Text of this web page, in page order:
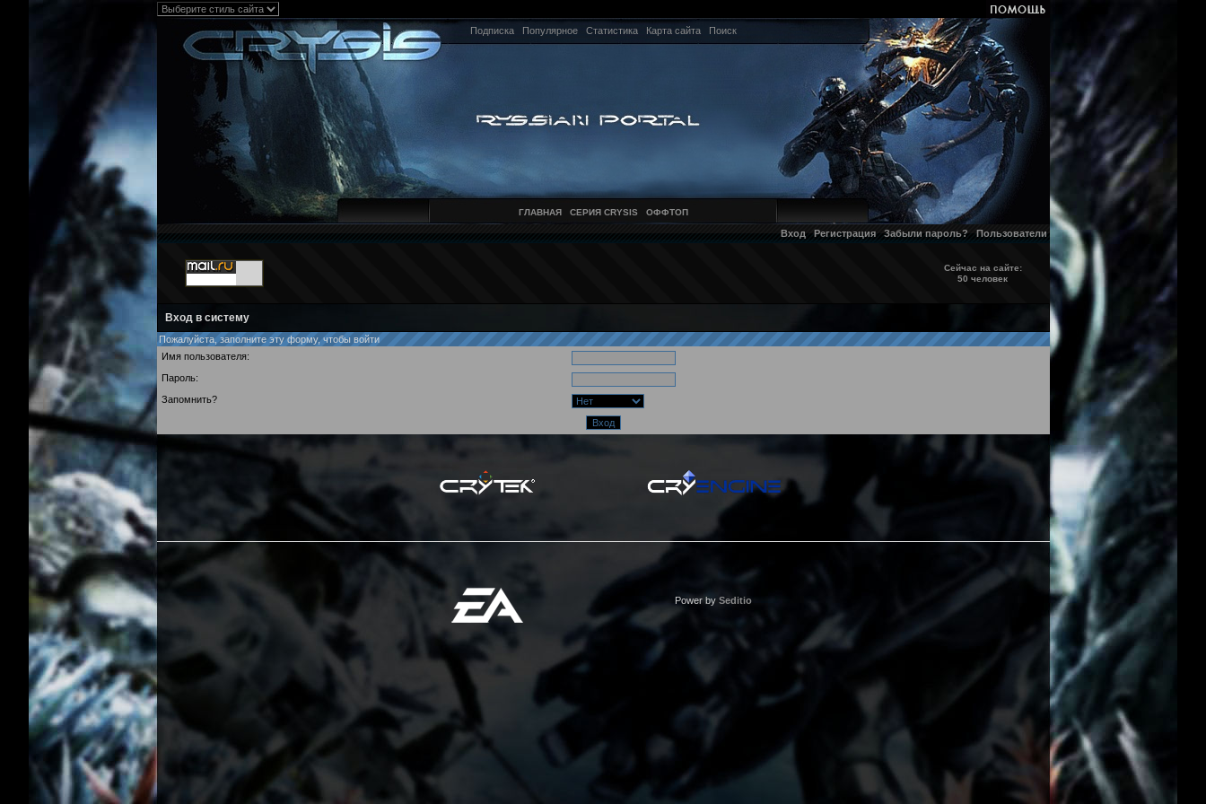
Подписка Популярное Статистика Карта сайта Поиск
ГЛАВНАЯ СЕРИЯ CRYSIS ОФФТОП
Вход Регистрация Забыли пароль? Пользователи
Сейчас на сайте:
50 человек
Вход в систему
Пожалуйста, заполните эту форму, чтобы войти
Имя пользователя:
Пароль:
Запомнить?
Power by Seditio